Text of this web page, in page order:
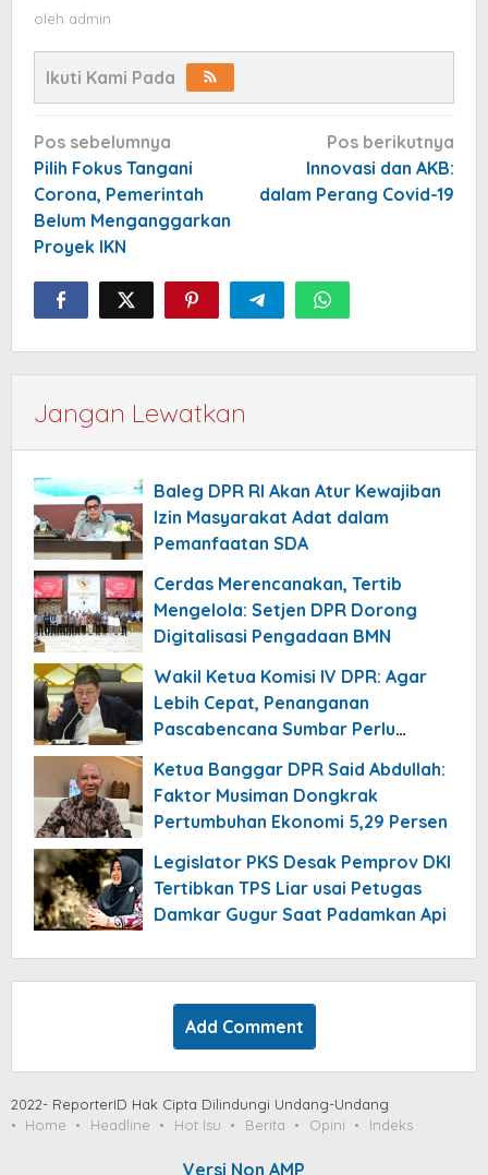
oleh admin
Ikuti Kami Pada
Navigasi
pos
Pos sebelumnya
Pilih Fokus Tangani
Corona, Pemerintah
Belum Menganggarkan
Proyek IKN
Pos berikutnya
Innovasi dan AKB:
dalam Perang Covid-19
Jangan Lewatkan
Baleg DPR RI Akan Atur Kewajiban
Izin Masyarakat Adat dalam
Pemanfaatan SDA
Cerdas Merencanakan, Tertib
Mengelola: Setjen DPR Dorong
Digitalisasi Pengadaan BMN
Wakil Ketua Komisi IV DPR: Agar
Lebih Cepat, Penanganan
Pascabencana Sumbar Perlu
Ketua Banggar DPR Said Abdullah:
Faktor Musiman Dongkrak
Pertumbuhan Ekonomi 5,29 Persen
Legislator PKS Desak Pemprov DKI
Tertibkan TPS Liar usai Petugas
Damkar Gugur Saat Padamkan Api
Add Comment
2022- ReporterID Hak Cipta Dilindungi Undang-Undang
Home
Headline Hot Isu Berita Opini Indeks
Versi Non AMP